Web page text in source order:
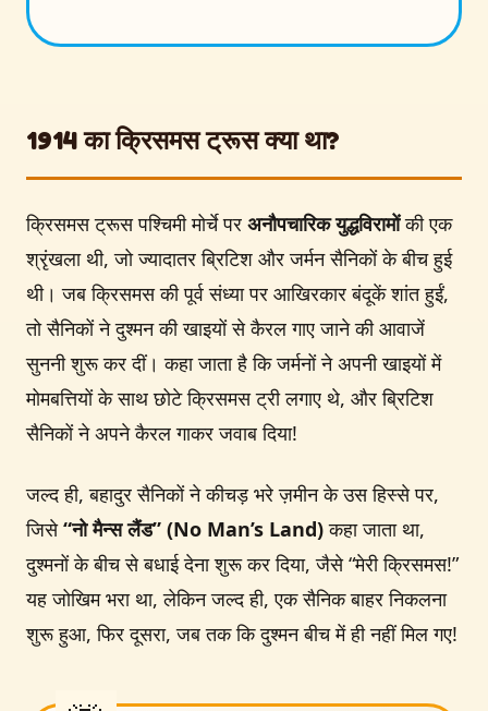
1914 का क्रिसमस ट्रूस क्या था?
क्रिसमस ट्रूस पश्चिमी मोर्चे पर अनौपचारिक युद्धविरामोंकी एक
श्रृंखला थी, जो ज्यादातर ब्रिटिश और जर्मन सैनिकों के बीच हुई
थी। जब क्रिसमस की पूर्व संध्या पर आखिरकार बंदूकें शांत हुईं,
तो सैनिकों ने दुश्मन की खाइयों से कैरल गाए जाने की आवाजें
सुननी शुरू कर दीं। कहा जाता है कि जर्मनों ने अपनी खाइयों में
मोमबत्तियों के साथ छोटे क्रिसमस ट्री लगाए थे, और ब्रिटिश
सैनिकों ने अपने कैरल गाकर जवाब दिया!
जल्द ही, बहादुर सैनिकों ने कीचड़ भरे ज़मीन के उस हिस्से पर,
जिसे“नो मैन्स लैंड” (No Man’s Land)कहा जाता था,
दुश्मनों के बीच से बधाई देना शुरू कर दिया, जैसे “मेरी क्रिसमस!”
यह जोखिम भरा था, लेकिन जल्द ही, एक सैनिक बाहर निकलना
शुरू हुआ, फिर दूसरा, जब तक कि दुश्मन बीच में ही नहीं मिल गए!